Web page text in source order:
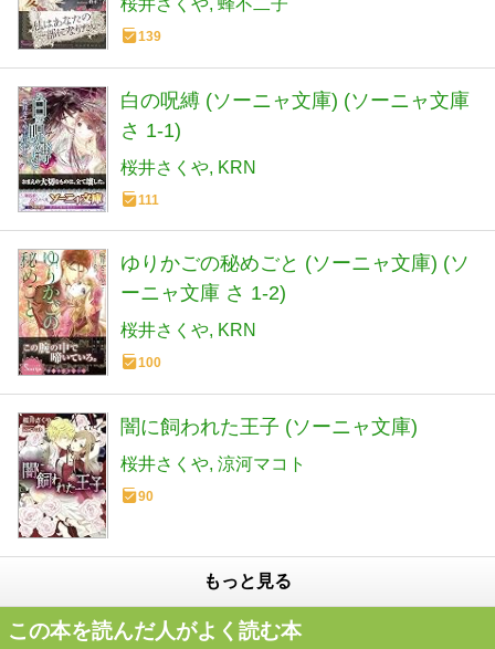
桜井さくや 蜂不二子
139
白の呪縛 (ソーニャ文庫) (ソーニャ文庫
さ 1-1)
桜井さくや KRN
111
ゆりかごの秘めごと (ソーニャ文庫) (ソ
ーニャ文庫 さ 1-2)
桜井さくや KRN
100
闇に飼われた王子 (ソーニャ文庫)
桜井さくや 涼河マコト
90
もっと見る
この本を読んだ人がよく読む本